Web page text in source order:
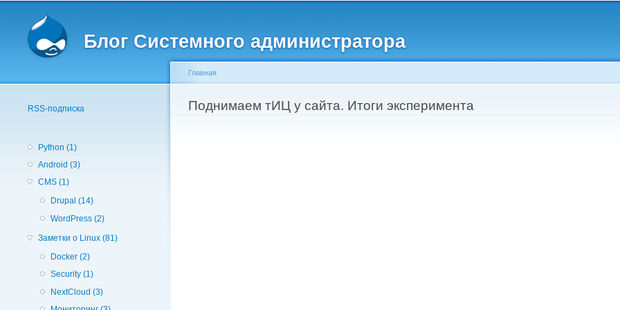
Блог Системного администратора
RSS-подписка
Python (1)
Android (3)
CMS (1)
Drupal (14)
WordPress (2)
Заметки о Linux (81)
Docker (2)
Security (1)
NextCloud (3)
Вы здесь
Главная
Поднимаем тИЦ у сайта. Итоги эксперимента